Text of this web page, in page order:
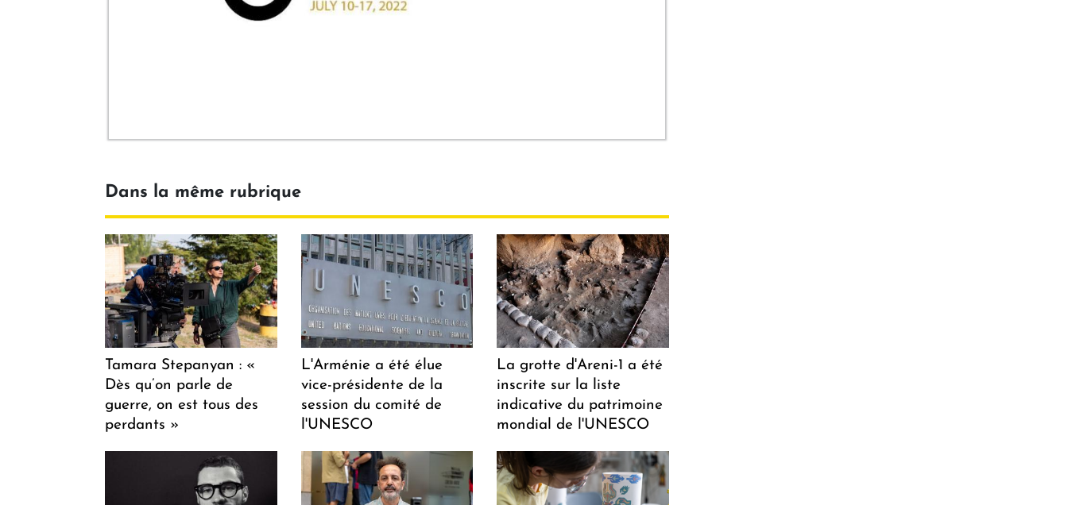
Dans la même rubrique
Tamara Stepanyan : «
Dès qu’on parle de
guerre, on est tous des
perdants »
L'Arménie a été élue
vice-présidente de la
session du comité de
l'UNESCO
La grotte d'Areni-1 a été
inscrite sur la liste
indicative du patrimoine
mondial de l'UNESCO